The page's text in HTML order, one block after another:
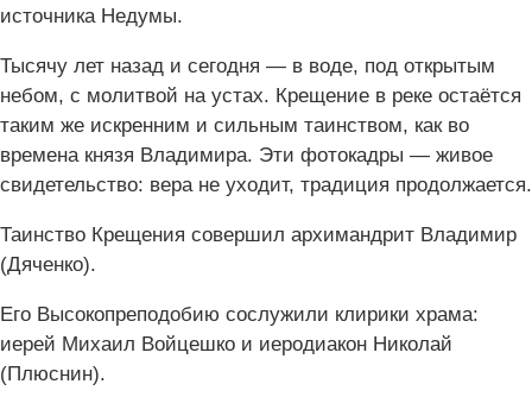
источника Недумы.
Тысячу лет назад и сегодня — в воде, под открытым
небом, с молитвой на устах. Крещение в реке остаётся
таким же искренним и сильным таинством, как во
времена князя Владимира. Эти фотокадры — живое
свидетельство: вера не уходит, традиция продолжается.
Таинство Крещения совершил архимандрит Владимир
(Дяченко).
Его Высокопреподобию сослужили клирики храма:
иерей Михаил Войцешко и иеродиакон Николай
(Плюснин).